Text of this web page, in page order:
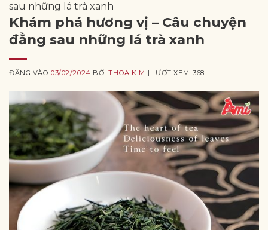
sau những lá trà xanh
Khám phá hương vị – Câu chuyện
đằng sau những lá trà xanh
ĐĂNG VÀO03/02/2024 BỞITHOA KIM | LƯỢT XEM: 368